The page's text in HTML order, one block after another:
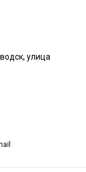
улица